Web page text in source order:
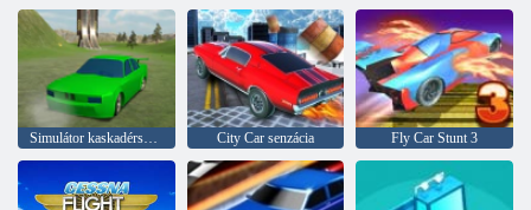
Simulátor kaskadérskeho multiplayeru City Car senzácia Fly Car Stunt 3